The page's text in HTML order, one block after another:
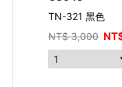
TN-321 黑色
NT$3,000